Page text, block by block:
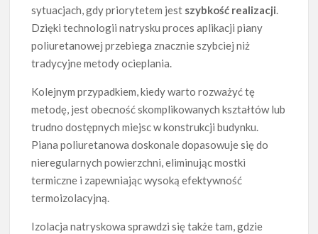
sytuacjach, gdy priorytetem jest szybkość realizacji.
Dzięki technologii natrysku proces aplikacji piany
poliuretanowej przebiega znacznie szybciej niż
tradycyjne metody ocieplania.
Kolejnym przypadkiem, kiedy warto rozważyć tę
metodę, jest obecność skomplikowanych kształtów lub
trudno dostępnych miejsc w konstrukcji budynku.
Piana poliuretanowa doskonale dopasowuje się do
nieregularnych powierzchni, eliminując mostki
termiczne i zapewniając wysoką efektywność
termoizolacyjną.
Izolacja natryskowa sprawdzi się także tam, gdzie